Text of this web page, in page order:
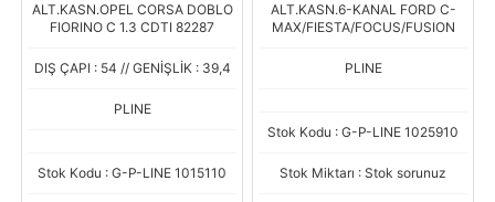
ALT.KASN.OPEL CORSA DOBLO
FIORINO C 1.3 CDTI 82287
DIŞ ÇAPI : 54 // GENİŞLİK : 39,4
PLINE
Stok Kodu : G-P-LINE 1015110
ALT.KASN.6-KANAL FORD C-
MAX/FIESTA/FOCUS/FUSION
PLINE
Stok Kodu : G-P-LINE 1025910
Stok Miktarı : Stok sorunuz